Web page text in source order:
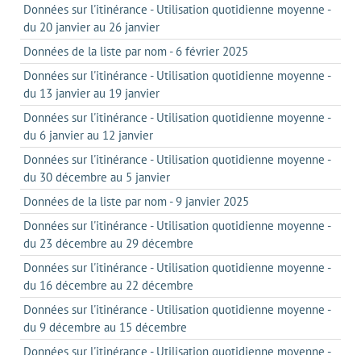
Données sur l'itinérance - Utilisation quotidienne moyenne -
du 20 janvier au 26 janvier
Données de la liste par nom - 6 février 2025
Données sur l'itinérance - Utilisation quotidienne moyenne -
du 13 janvier au 19 janvier
Données sur l'itinérance - Utilisation quotidienne moyenne -
du 6 janvier au 12 janvier
Données sur l'itinérance - Utilisation quotidienne moyenne -
du 30 décembre au 5 janvier
Données de la liste par nom - 9 janvier 2025
Données sur l'itinérance - Utilisation quotidienne moyenne -
du 23 décembre au 29 décembre
Données sur l'itinérance - Utilisation quotidienne moyenne -
du 16 décembre au 22 décembre
Données sur l'itinérance - Utilisation quotidienne moyenne -
du 9 décembre au 15 décembre
Données sur l'itinérance - Utilisation quotidienne moyenne -